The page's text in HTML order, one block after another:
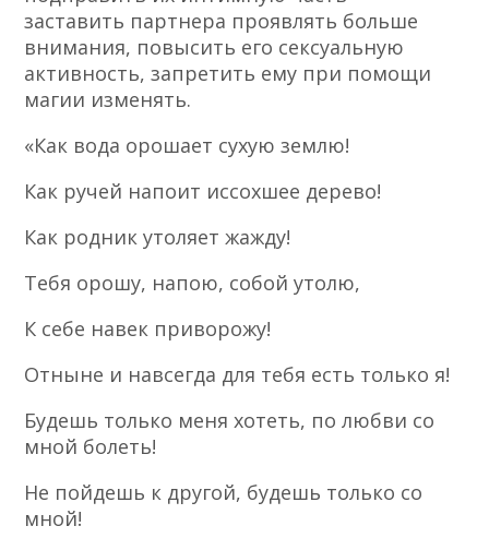
заставить партнера проявлять больше
внимания, повысить его сексуальную
активность, запретить ему при помощи
магии изменять.
«Как вода орошает сухую землю!
Как ручей напоит иссохшее дерево!
Как родник утоляет жажду!
Тебя орошу, напою, собой утолю,
К себе навек приворожу!
Отныне и навсегда для тебя есть только я!
Будешь только меня хотеть, по любви со
мной болеть!
Не пойдешь к другой, будешь только со
мной!